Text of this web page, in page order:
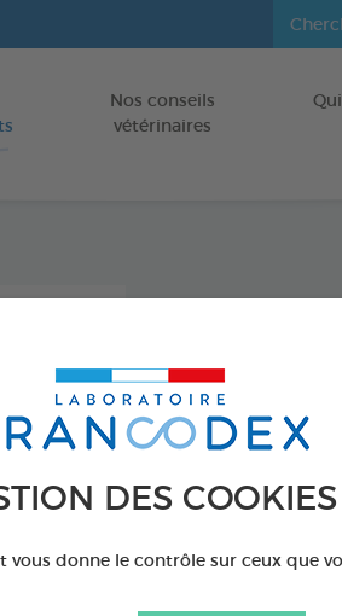
DES COOKIES
vous donne le contrôle sur ceux que
Aller au contenu
Nos conseils
vétérinaires
Flacon
Réf